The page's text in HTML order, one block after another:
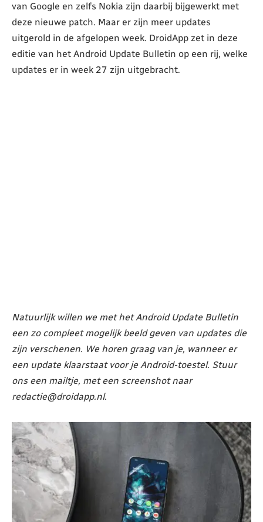
van Google en zelfs Nokia zijn daarbij bijgewerkt met
deze nieuwe patch. Maar er zijn meer updates
uitgerold in de afgelopen week. DroidApp zet in deze
editie van het Android Update Bulletin op een rij, welke
updates er in week 27 zijn uitgebracht.
Natuurlijk willen we met het Android Update Bulletin
een zo compleet mogelijk beeld geven van updates die
zijn verschenen. We horen graag van je, wanneer er
een update klaarstaat voor je Android-toestel. Stuur
ons een mailtje, met een screenshot naar
redactie@droidapp.nl.